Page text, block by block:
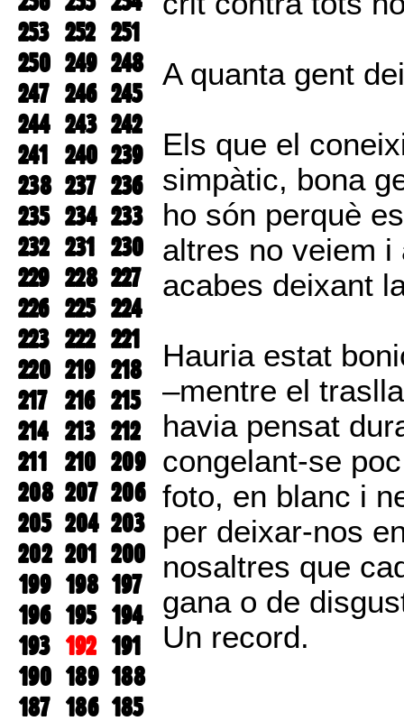
253 252 251
250 249 248
247 246 245
244 243 242
241 240 239
238 237 236
235 234 233
232 231 230
229 228 227
226 225 224
223 222 221
220 219 218
217 216 215
214 213 212
211 210 209
208 207 206
205 204 203
202 201 200
199 198 197
196 195 194
193 192 191
190 189 188
187 186 185
A quanta gent
Els que el
simpàtic, bona
ho són perquè
altres no veiem i
acabes deixant
Hauria estat
–mentre el
havia pensat
congelant-se
foto, en blanc i
per deixar-nos
nosaltres que
gana o de
Un record.